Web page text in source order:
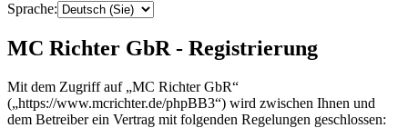
Sprache:
MC Richter GbR - Registrierung
Mit dem Zugriff auf „MC Richter GbR“
(„https://www.mcrichter.de/phpBB3“) wird zwischen Ihnen und
dem Betreiber ein Vertrag mit folgenden Regelungen geschlossen: